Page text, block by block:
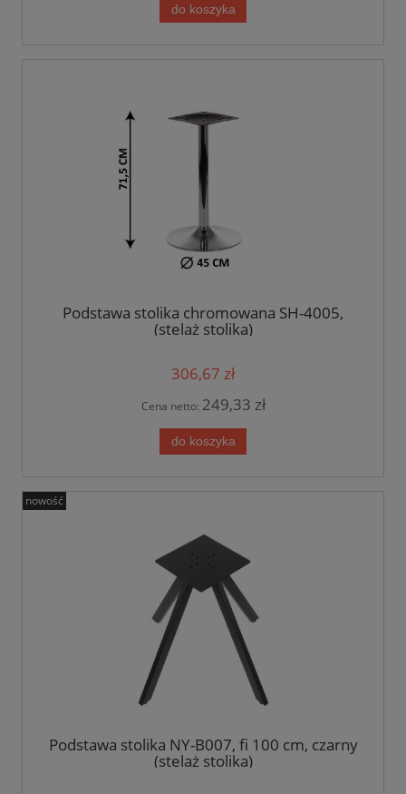
do koszyka
Podstawa stolika chromowana SH-4005,
(stelaż stolika)
306,67 zł
Cena netto: 249,33 zł
do koszyka
Podstawa stolika NY-B007, fi 100 cm, czarny
(stelaż stolika)
nowość